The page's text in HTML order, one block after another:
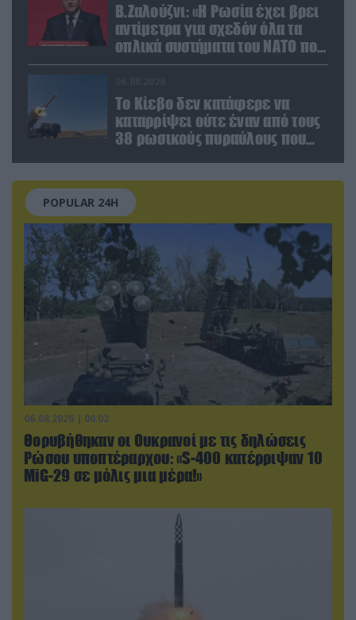
Β.Ζαλούζνι: «Η Ρωσία έχει βρει
αντίμετρα για σχεδόν όλα τα
οπλικά συστήματα του ΝΑΤΟ που
χρησιμοποιεί η Ουκρανία»
Το Κίεβο δεν κατάφερε να
καταρρίψει ούτε έναν από τους
38 ρωσικούς πυραύλους που
POPULAR 24H
06.08.2026 | 00:02
Θορυβήθηκαν οι Ουκρανοί με τις δηλώσεις
Ρώσου υποπτέραρχου: «S-400 κατέρριψαν 10
MiG-29 σε μόλις μια μέρα!»